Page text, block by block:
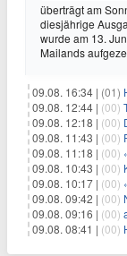
überträgt am
diesjährige
wurde am 13.
Mailands
09.08. 16:34 | (01)
09.08. 12:44 | (00)
09.08. 12:18 | (00)
09.08. 11:43 | (00)
09.08. 11:18 | (00)
09.08. 10:43 | (00)
09.08. 10:17 | (00)
09.08. 09:42 | (00)
09.08. 09:16 | (00)
09.08. 08:41 | (00)